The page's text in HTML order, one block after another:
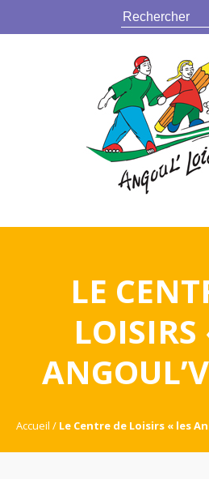
LE
LOISIRS
Accueil Le Centre de Loisirs « les